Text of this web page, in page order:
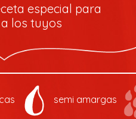
especial para
los tuyos
semi amargas